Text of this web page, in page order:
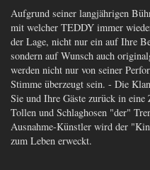
Aufgrund seiner langjährigen
mit welcher TEDDY immer
der Lage, nicht nur ein auf Ihre
sondern auf Wunsch auch
werden nicht nur von seiner
Stimme überzeugt sein. - Die
Sie und Ihre Gäste zurück in eine
Tollen und Schlaghosen "der"
Ausnahme-Künstler wird der
zum Leben erweckt.